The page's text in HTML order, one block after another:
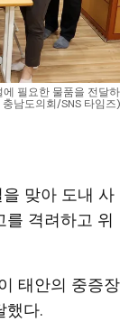
필요한 물품을 전달하
남도의회/SNS 타임즈)
맞아 도내 사
를 격려하고 위
태안의 중증장
했다.